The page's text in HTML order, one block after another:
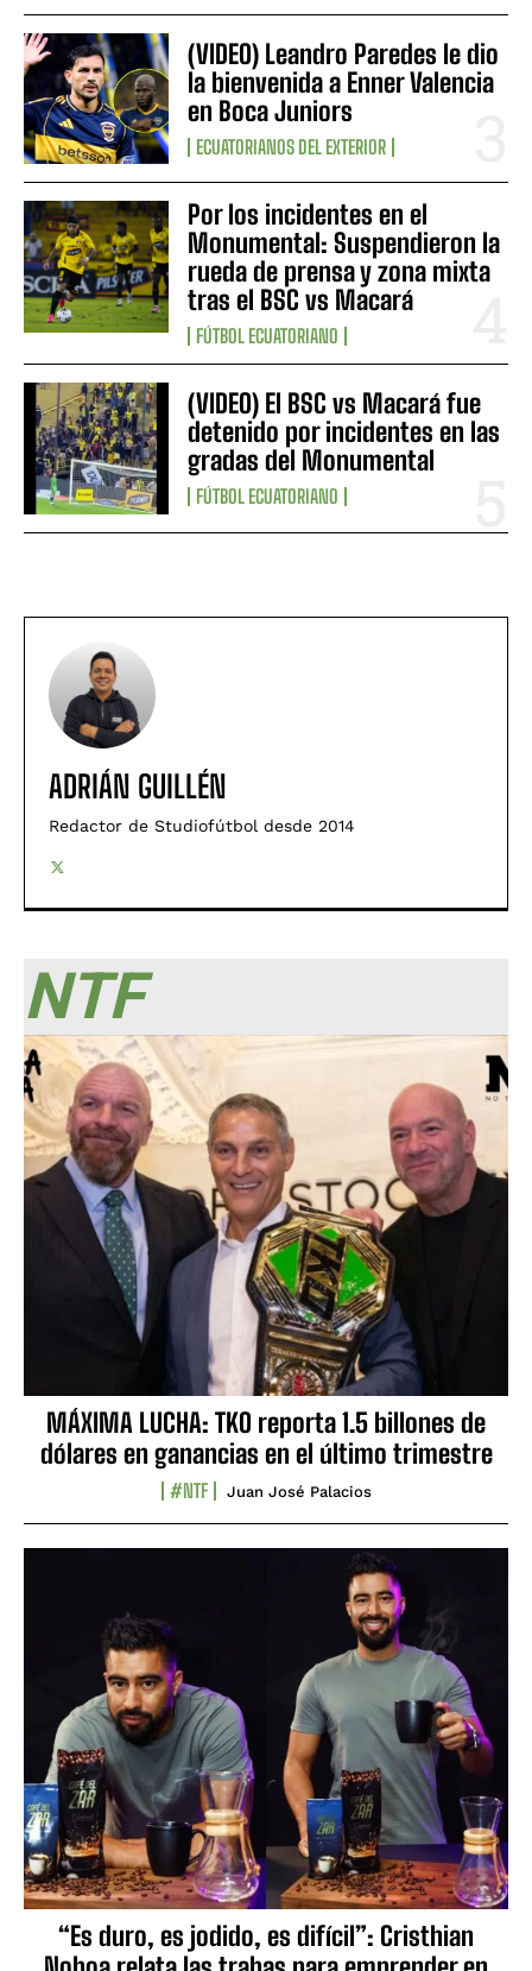
(VIDEO) Leandro Paredes le dio
la bienvenida a Enner Valencia
en Boca Juniors
ECUATORIANOS DEL EXTERIOR
Por los incidentes en el
Monumental: Suspendieron la
rueda de prensa y zona mixta
tras el BSC vs Macará
FÚTBOL ECUATORIANO
(VIDEO) El BSC vs Macará fue
detenido por incidentes en las
gradas del Monumental
FÚTBOL ECUATORIANO
ADRIÁN GUILLÉN
Redactor de Studiofútbol desde 2014
NTF
MÁXIMA LUCHA: TKO reporta 1.5 billones de
dólares en ganancias en el último trimestre
#NTF Juan José Palacios
“Es duro, es jodido, es difícil”: Cristhian